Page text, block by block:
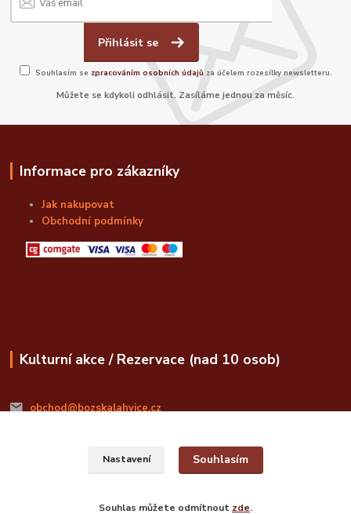
Přihlásit se
Souhlasím se zpracováním osobních údajů za účelem rozesílky newsletteru.
Můžete se kdykoli odhlásit. Zasíláme jednou za měsíc.
Informace pro zákazníky
Jak nakupovat
Obchodní podmínky
Kulturní akce / Rezervace (nad 10 osob)
obchod@bozskalahvice.cz
Nastavení Souhlasím
Souhlas můžete odmítnout zde.